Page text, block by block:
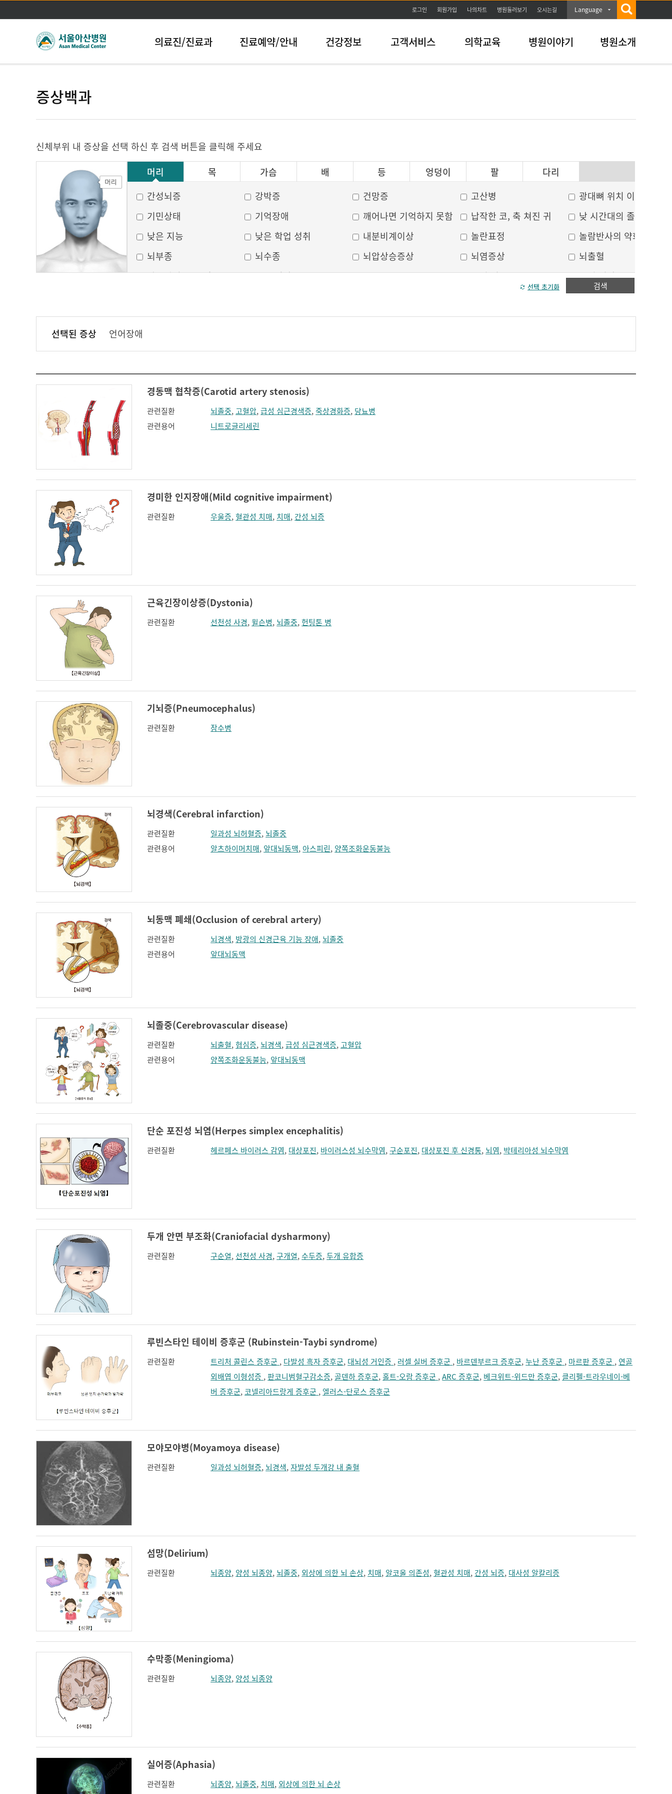
본문바로가기
로그인 회원가입 나의차트 병원둘러보기 오시는길 Language
의료진/진료과 진료예약/안내 건강정보 고객서비스 의학교육 병원이야기 병원소개
증상백과
신체부위 내 증상을 선택 하신 후 검색 버튼을 클릭해 주세요
머리
목 가슴 배 등 엉덩이 팔
다리
그 외
간성뇌증 강박증 건망증 고산병
광대뼈 위치 이상
기민상태
기억장애 깨어나면 기억하지 못함 납작한 코, 축 쳐진 귀
낮 시간대의 졸음
낮은 지능
낮은 학업 성취 내분비계이상 놀란표정
놀람반사의 약화
뇌부종
뇌수종 뇌압상승증상 뇌염증상
뇌출혈
달모양의 둥근 얼굴
두부 외상 두통 두피 건조
두피 열상
모발이 거침
무균성 뇌막염
무의식 박동성 통증 방향감각 상실
볼, 눈주위 움푹 꺼짐
안면홍조
어지러움 언어장애 얼굴 중심선이 안맞음
얼굴 한쪽의 반점
얼굴모양변화
얼굴부종
얼굴이 밋밋함
얼굴이 화끈거림 얼굴형태의 이상
코 옆과 입꼬리 주름
콧등이 넓어짐 턱끝이 커보임 턱의 통증
편두통
하악전돌
학습장애
검색
선택 초기화
선택된 증상 언어장애
경동맥 협착증(Carotid artery stenosis)
관련질환 뇌졸중,고혈압,급성 심근경색증,죽상경화증, 당뇨병
관련용어
니트로글리세린
경미한 인지장애(Mild cognitive impairment)
관련질환 우울증,혈관성 치매, 치매, 간성 뇌증
근육긴장이상증(Dystonia)
관련질환 선천성 사경, 윌슨병, 뇌졸중,헌팅톤 병
기뇌증(Pneumocephalus)
관련질환 잠수병
뇌경색(Cerebral infarction)
관련질환 일과성 뇌허혈증, 뇌졸중
관련용어
알츠하이머치매, 앞대뇌동맥, 아스피린, 양쪽조화운동불능
뇌동맥 폐쇄(Occlusion of cerebral artery)
관련질환 뇌경색, 방광의 신경근육 기능 장애, 뇌졸중
관련용어
앞대뇌동맥
뇌졸중(Cerebrovascular disease)
관련질환 뇌출혈,협심증, 뇌경색,급성 심근경색증,고혈압
관련용어
양쪽조화운동불능, 앞대뇌동맥
단순 포진성 뇌염(Herpes simplex encephalitis)
관련질환 헤르페스 바이러스 감염, 대상포진, 바이러스성 뇌수막염,구순포진, 대상포진 후 신경통, 뇌염, 박테리아성 뇌수막염
두개 안면 부조화(Craniofacial dysharmony)
관련질환 구순열, 선천성 사경,구개열,수두증,두개 유합증
루빈스타인 테이비 증후군 (Rubinstein-Taybi syndrome)
관련질환 트리처 콜린스 증후군 , 다발성 흑자 증후군, 대뇌성 거인증 , 러셀 실버 증후군 , 바르덴부르크 증후군,누난 증후군 , 마르판 증후군 , 연골
외배엽 이형성증 ,판코니범혈구감소증,골덴하 증후군,홀트-오람 증후군 ,ARC 증후군, 베크위트-위드만 증후군,클리펠-트라우네이-베
버 증후군,코넬리아드랑게 증후군 , 엘러스-단로스 증후군
모야모야병(Moyamoya disease)
관련질환 일과성 뇌허혈증, 뇌경색,자발성 두개강 내 출혈
섬망(Delirium)
관련질환 뇌종양, 양성 뇌종양, 뇌졸중, 외상에 의한 뇌 손상, 치매, 알코올 의존성,혈관성 치매, 간성 뇌증, 대사성 알칼리증
수막종(Meningioma)
관련질환 뇌종양, 양성 뇌종양
실어증(Aphasia)
관련질환 뇌종양, 뇌졸중, 치매, 외상에 의한 뇌 손상